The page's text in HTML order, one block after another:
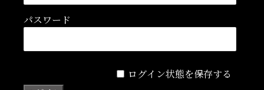
パスワード
ログイン状態を保存する